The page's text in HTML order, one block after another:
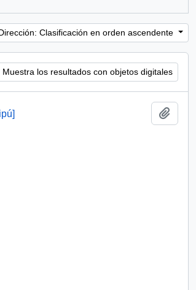
Clasificación en orden ascendente
Muestra los resultados con objetos digitales